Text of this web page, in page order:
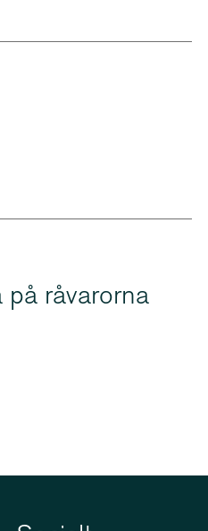
på råvarorna